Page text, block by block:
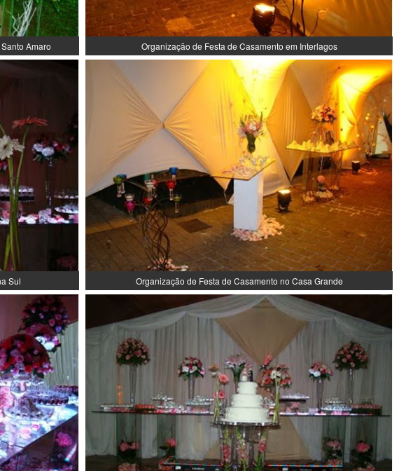
Amaro Organização de Festa de Casamento em Interlagos
Sul Organização de Festa de Casamento no Casa Grande